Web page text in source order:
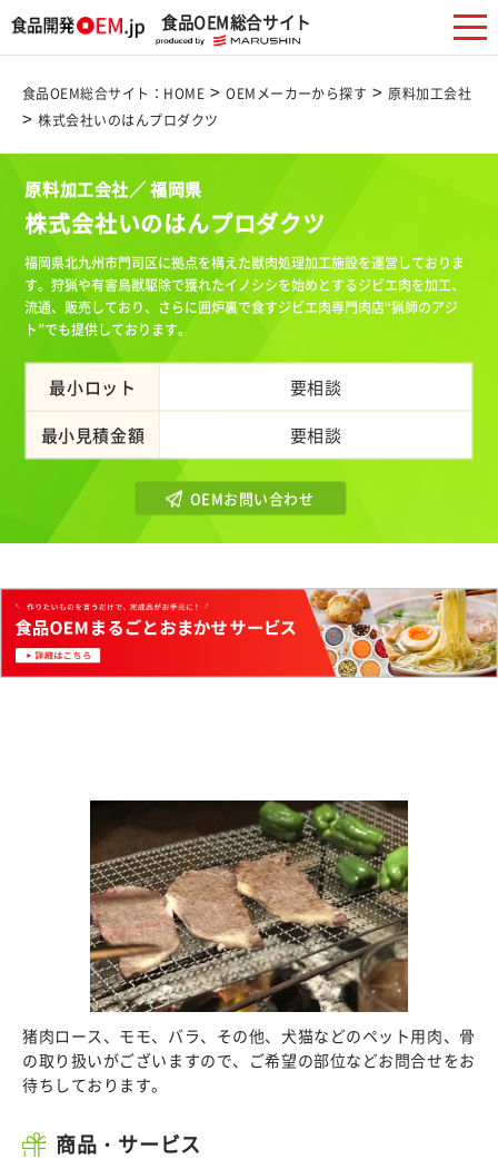
食品OEM総合サイト
食品OEM総合サイト：HOME >OEMメーカーから探す >原料加工会社
>株式会社いのはんプロダクツ
原料加工会社／ 福岡県
株式会社いのはんプロダクツ
福岡県北九州市門司区に拠点を構えた獣肉処理加工施設を運営しておりま
す。狩猟や有害鳥獣駆除で獲れたイノシシを始めとするジビエ肉を加工、
流通、販売しており、さらに囲炉裏で食すジビエ肉専門肉店“猟師のアジ
ト”でも提供しております。
最小ロット
要相談
最小見積金額
要相談
OEMお問い合わせ
猪肉ロース、モモ、バラ、その他、犬猫などのペット用肉、骨
の取り扱いがございますので、ご希望の部位などお問合せをお
待ちしております。
商品・サービス